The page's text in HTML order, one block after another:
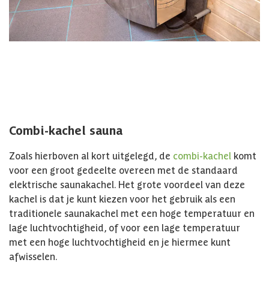
Combi-kachel sauna
Zoals hierboven al kort uitgelegd, de combi-kachel komt
voor een groot gedeelte overeen met de standaard
elektrische saunakachel. Het grote voordeel van deze
kachel is dat je kunt kiezen voor het gebruik als een
traditionele saunakachel met een hoge temperatuur en
lage luchtvochtigheid, of voor een lage temperatuur
met een hoge luchtvochtigheid en je hiermee kunt
afwisselen.